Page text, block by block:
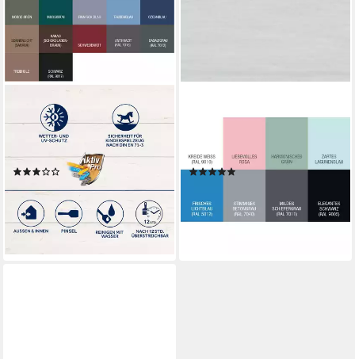
BONDEX
Holzschutzlasur Bondex
Dauerschutz-Holzfarbe 4 L
schneeweiß
(2)
(14,30 €/ 1 l)
lieferbar - in 3-4 Werktagen bei dir
Sprühlack Garden Colors
9010)
(1)
(27,78 €/ 1 l)
lieferbar - in 4-5 Werktagen bei dir